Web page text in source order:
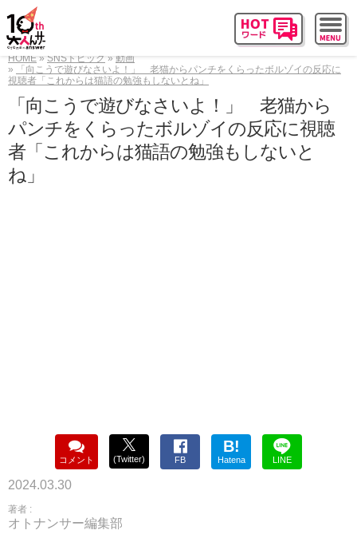
HOME SNSトピック
動画
「向こうで遊びなさいよ！」 老猫からパンチをくらったボルゾイの反応に
視聴者「これからは猫語の勉強もしないとね」
「向こうで遊びなさいよ！」 老猫から
パンチをくらったボルゾイの反応に視聴
者「これからは猫語の勉強もしないと
ね」
コメント (Twitter) FB
B!
Hatena LINE
2024.03.30
著者 :
オトナンサー編集部